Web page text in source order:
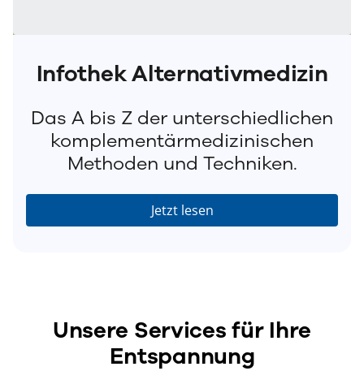
Infothek Alternativmedizin
Das A bis Z der unterschiedlichen
komplementärmedizinischen
Methoden und Techniken.
Jetzt lesen
Unsere Services für Ihre
Entspannung